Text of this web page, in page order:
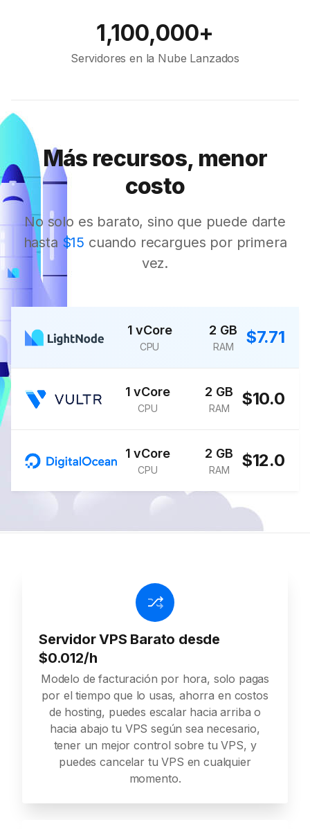
1,100,000+
Servidores en la Nube Lanzados
Más recursos, menor
costo
No solo es barato, sino que puede darte
hasta $15 cuando recargues por primera
vez.
1 vCore
CPU
2 GB
RAM $7.71
1 vCore
CPU
2 GB
RAM $10.0
1 vCore
CPU
2 GB
RAM $12.0
Servidor VPS Barato desde
$0.012/h
Modelo de facturación por hora, solo pagas
por el tiempo que lo usas, ahorra en costos
de hosting, puedes escalar hacia arriba o
hacia abajo tu VPS según sea necesario,
tener un mejor control sobre tu VPS, y
puedes cancelar tu VPS en cualquier
momento.